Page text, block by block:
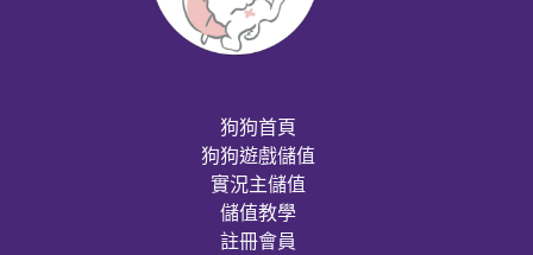
狗狗首頁
狗狗遊戲儲值
實況主儲值
儲值教學
註冊會員